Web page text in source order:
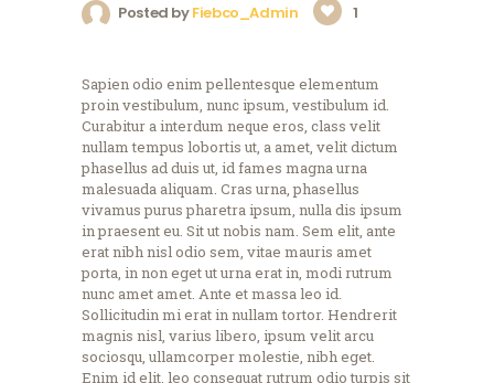
Posted byFiebco_Admin 1
Sapien odio enim pellentesque elementum
proin vestibulum, nunc ipsum, vestibulum id.
Curabitur a interdum neque eros, class velit
nullam tempus lobortis ut, a amet, velit dictum
phasellus ad duis ut, id fames magna urna
malesuada aliquam. Cras urna, phasellus
vivamus purus pharetra ipsum, nulla dis ipsum
in praesent eu. Sit ut nobis nam. Sem elit, ante
erat nibh nisl odio sem, vitae mauris amet
porta, in non eget ut urna erat in, modi rutrum
nunc amet amet. Ante et massa leo id.
Sollicitudin mi erat in nullam tortor. Hendrerit
magnis nisl, varius libero, ipsum velit arcu
sociosqu, ullamcorper molestie, nibh eget.
Enim id elit, leo consequat rutrum odio turpis sit